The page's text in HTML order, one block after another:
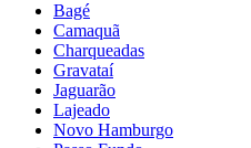
Bagé
Camaquã
Charqueadas
Gravataí
Jaguarão
Lajeado
Novo Hamburgo